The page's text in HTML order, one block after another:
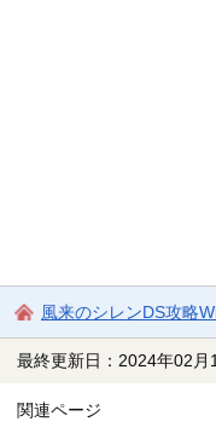
風来のシレンDS攻略
最終更新日：2024年02
関連ページ